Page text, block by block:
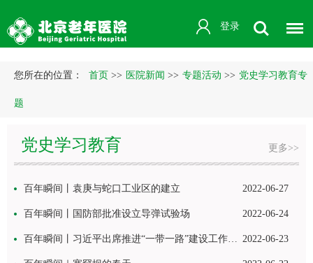
登录
您所在的位置： 首页 >> 医院新闻 >> 专题活动 >> 党史学习教育专
题
更多>>
党史学习教育
2022-06-27
百年瞬间丨袁庚与蛇口工业区的建立
2022-06-24
百年瞬间丨国防部批准设立导弹试验场
2022-06-23
百年瞬间丨习近平出席推进“一带一路”建设工作…